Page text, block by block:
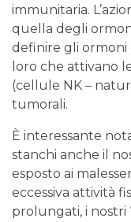
immunitaria.
quella degli
definire gli ormoni
loro che attivano
(cellule NK –
tumorali.
È interessante
stanchi anche il
esposto ai
eccessiva attività
prolungati, i nostri